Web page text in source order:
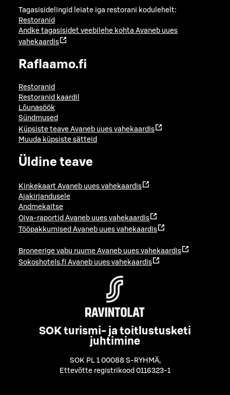
Tagasisidelingid leiate iga restorani kodulehelt:
Restoranid
Andke tagasisidet veebilehe kohta Avaneb uues
vahekaardis
Raflaamo.fi
Restoranid
Restoranid kaardil
Lõunasöök
Sündmused
Küpsiste teave Avaneb uues vahekaardis
Muuda küpsiste sätteid
Üldine teave
Kinkekaart Avaneb uues vahekaardis
Ajakirjandusele
Andmekaitse
Oiva-raportid Avaneb uues vahekaardis
Tööpakkumised Avaneb uues vahekaardis
Broneerige vabu ruume Avaneb uues vahekaardis
Sokoshotels.fi Avaneb uues vahekaardis
SOK turismi- ja toitlustusketi
juhtimine
SOK PL 1 00088 S-RYHMÄ,
Ettevõtte registrikood 0116323-1